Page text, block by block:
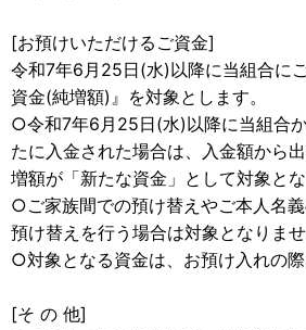
[お預けいただけるご資金]
令和7年6月25日(水)以降に当組合に
資金(純増額)』を対象とします。
○令和7年6月25日(水)以降に当組合
たに入金された場合は、入金額から
増額が「新たな資金」として対象とな
○ご家族間での預け替えやご本人名
預け替えを行う場合は対象となりませ
○対象となる資金は、お預け入れの際
[そ の 他]